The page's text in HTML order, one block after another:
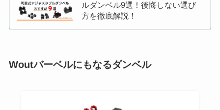
ルダンベル9選！後悔しない選び
方を徹底解説！
Woutバーベルにもなるダンベル